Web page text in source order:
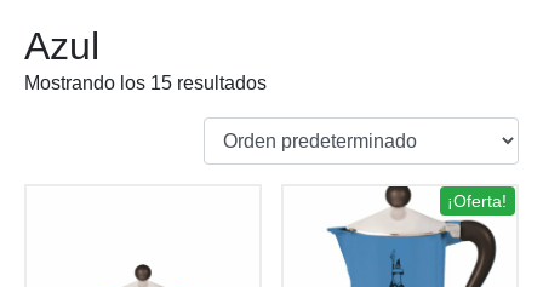
Azul
Mostrando los 15 resultados
¡Oferta!